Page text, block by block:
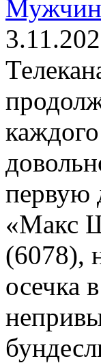
первую
«Макс
(6078),
осечка